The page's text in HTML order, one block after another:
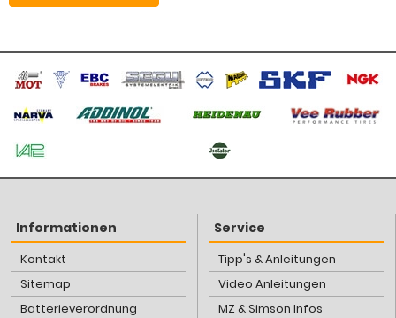
Informationen
Kontakt
Sitemap
Batterieverordnung
Service
Tipp's & Anleitungen
Video Anleitungen
MZ & Simson Infos